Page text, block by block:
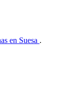
en Suesa .